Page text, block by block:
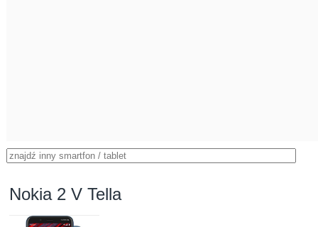
Nokia 2 V Tella